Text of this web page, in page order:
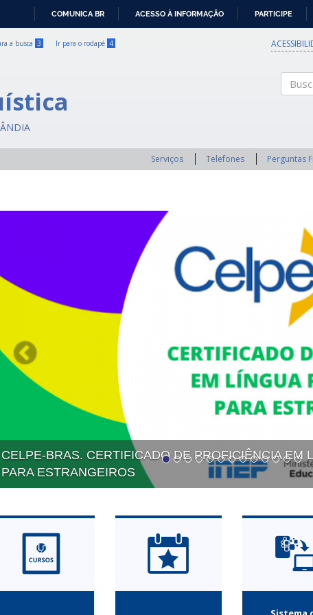
COMUNICA BR ACESSO À INFORMAÇÃO PARTICIPE
a busca 3 Ir para o rodapé 4
Serviços Telefones Perguntas
Literatura da época de Augusto: Horácio